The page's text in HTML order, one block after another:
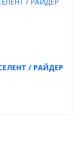
/ РАЙДЕР